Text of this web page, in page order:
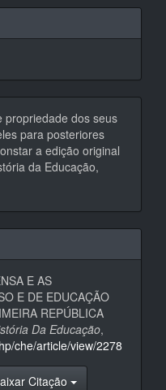
propriedade dos seus
para posteriores
a edição original
da Educação,
E AS
E DE EDUCAÇÃO
REPÚBLICA
Da Educação,
che/article/view/2278
Citação